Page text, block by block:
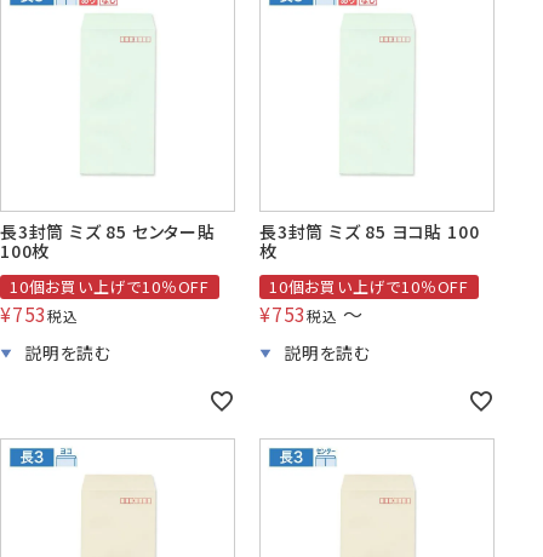
長3封筒 ミズ 85 センター貼
100枚
10個お買い上げで10％OFF
¥753税込
長3封筒 ミズ 85 ヨコ貼 100
枚
10個お買い上げで10％OFF
¥753税込 〜